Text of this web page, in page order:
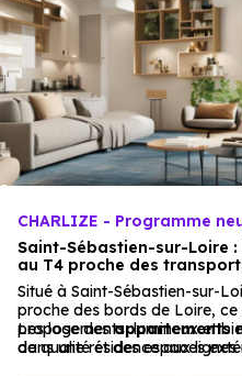
Financer
CHARLIZE - Programme
Saint-Sébastien-sur-Loire
au T4 proche des
Situé à Saint-Sébastien-sur-
proche des bords de Loire,
propose desappartements
dans une résidence aux
Les logements, lumineux et
de qualité et des espaces